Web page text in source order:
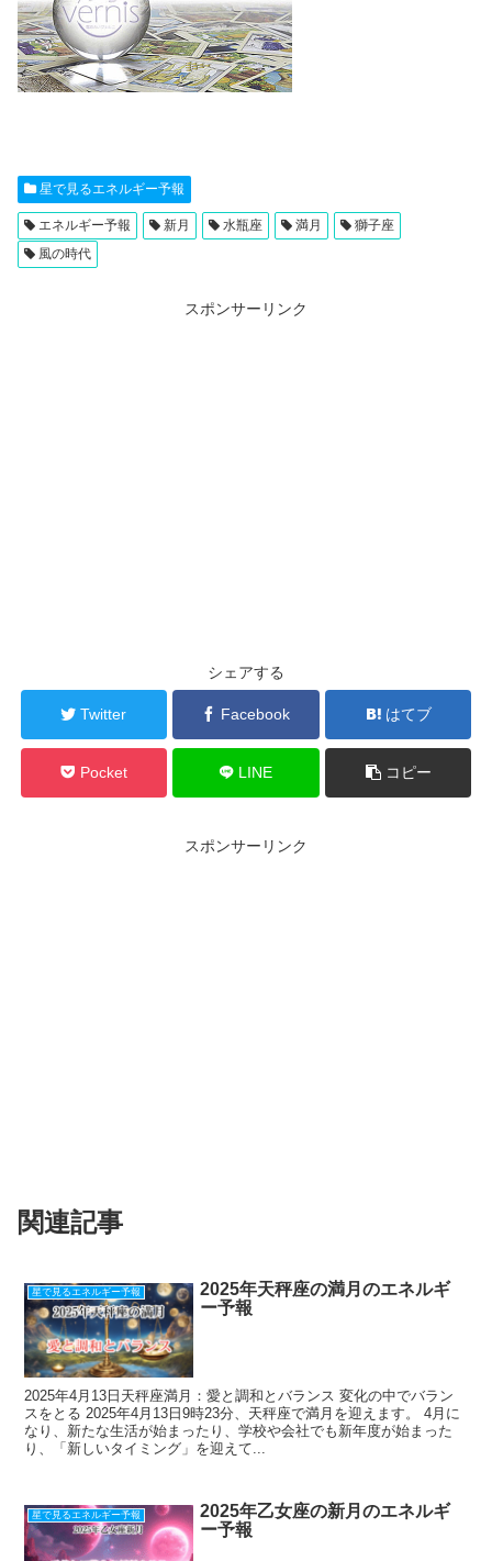
星で見るエネルギー予報
エネルギー予報 新月 水瓶座 満月
獅子座
風の時代
スポンサーリンク
シェアする
Twitter Facebook はてブ
Pocket LINE コピー
スポンサーリンク
関連記事
星で見るエネルギー予報
2025年天秤座の満月のエネルギ
ー予報
2025年4月13日天秤座満月：愛と調和とバランス 変化の中でバラン
スをとる 2025年4月13日9時23分、天秤座で満月を迎えます。 4月に
なり、新たな生活が始まったり、学校や会社でも新年度が始まった
り、「新しいタイミング」を迎えて...
星で見るエネルギー予報
2025年乙女座の新月のエネルギ
ー予報